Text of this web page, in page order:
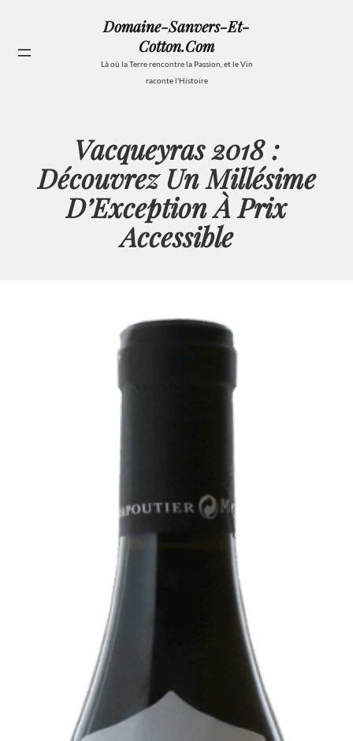
contenu
Domaine-Sanvers-Et-
Cotton.com
Là où la Terre rencontre la Passion, et le Vin
raconte l'Histoire
Vacqueyras 2018 :
Découvrez Un Millésime
D’Exception À Prix
Accessible